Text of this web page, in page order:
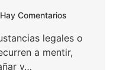
Comentarios
legales o
a mentir,
y…